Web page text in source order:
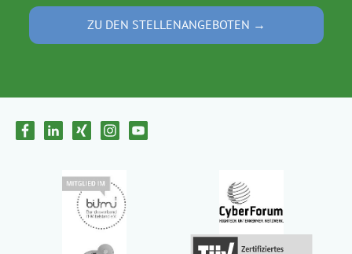
ZU DEN STELLENANGEBOTEN →